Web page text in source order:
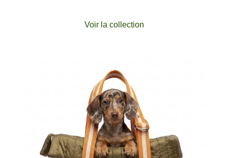
Voir la collection